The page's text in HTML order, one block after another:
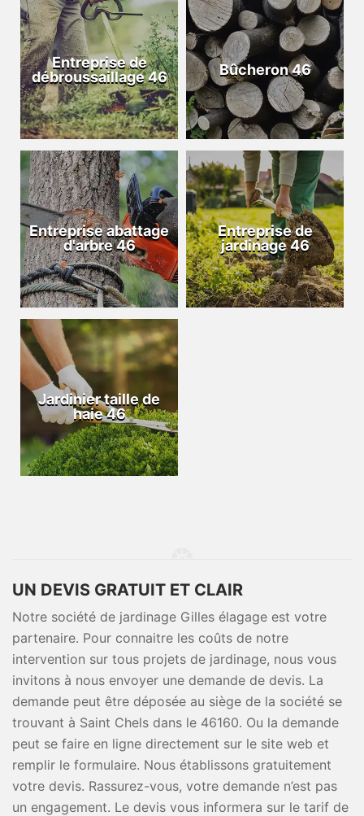
Entreprise de
débroussaillage 46
Bûcheron 46
Entreprise abattage
d'arbre 46
Entreprise de
jardinage 46
Jardinier taille de
haie 46
UN DEVIS GRATUIT ET CLAIR
Notre société de jardinage Gilles élagage est votre
partenaire. Pour connaitre les coûts de notre
intervention sur tous projets de jardinage, nous vous
invitons à nous envoyer une demande de devis. La
demande peut être déposée au siège de la société se
trouvant à Saint Chels dans le 46160. Ou la demande
peut se faire en ligne directement sur le site web et
remplir le formulaire. Nous établissons gratuitement
votre devis. Rassurez-vous, votre demande n’est pas
un engagement. Le devis vous informera sur le tarif de